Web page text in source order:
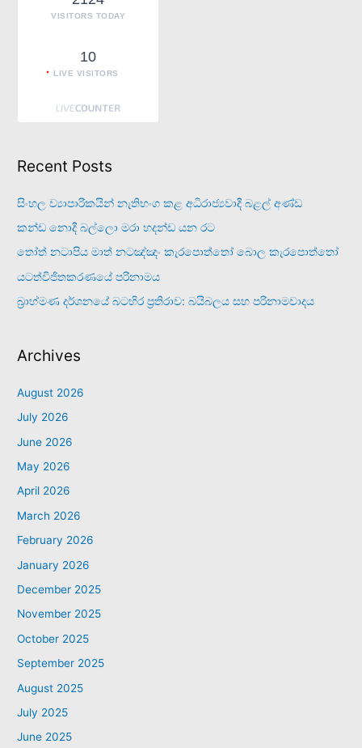
VISITORS TODAY
10
LIVE VISITORS
Recent Posts
සිංහල ව්‍යාපාරිකයින් නැතිභංග කළ අධිරාජ්‍යවාදී බළල් අණ්ඩ
කන්ඩ නොදී බල්ලො මරා හදන්ඩ යන රට
තෝත් නටාපිය මාත් නටඤ්ඤං කැරපොත්තෝ බොල කැරපොත්තෝ
යටත්විජිතකරණයේ පරිනාමය
බ්‍රාහ්මණ දර්ශනයේ බටහිර ප්‍රතිරාව: බයිබලය සහ පරිනාමවාදය
Archives
August 2026
July 2026
June 2026
May 2026
April 2026
March 2026
February 2026
January 2026
December 2025
November 2025
October 2025
September 2025
August 2025
July 2025
June 2025